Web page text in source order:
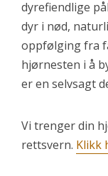
dyrefiendlige
dyr i nød,
oppfølging fra
hjørnesten i å
er en selvsagt
Vi trenger din
rettsvern. Klikk